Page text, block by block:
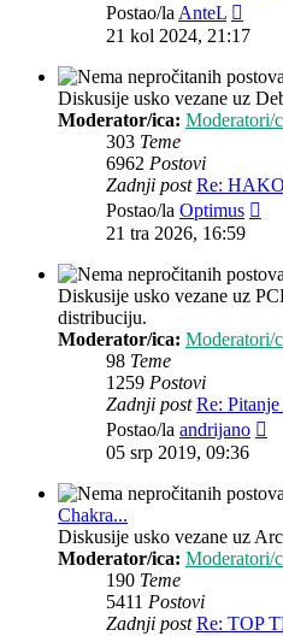
Postao/laAnteL
post
21 kol 2024, 21:17
Diskusije usko vezane uz
Moderator/ica: Moderatori/
303 Teme
6962 Postovi
Zadnji post Re:
Postao/la Optimus
21 tra 2026, 16:59
Diskusije usko vezane uz
distribuciju.
Moderator/ica: Moderatori/
98 Teme
1259 Postovi
Zadnji post Re:
Postao/la andrijano
05 srp 2019, 09:36
Chakra...
Diskusije usko vezane uz
Moderator/ica: Moderatori/
190 Teme
5411 Postovi
Zadnji post Re: TOP